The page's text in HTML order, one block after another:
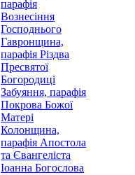
парафія
Вознесіння
Господнього
Гавронщина,
парафія Різдва
Пресвятої
Богородиці
Забуяння, парафія
Покрова Божої
Матері
Колонщина,
парафія Апостола
та Євангеліста
Іоанна Богослова